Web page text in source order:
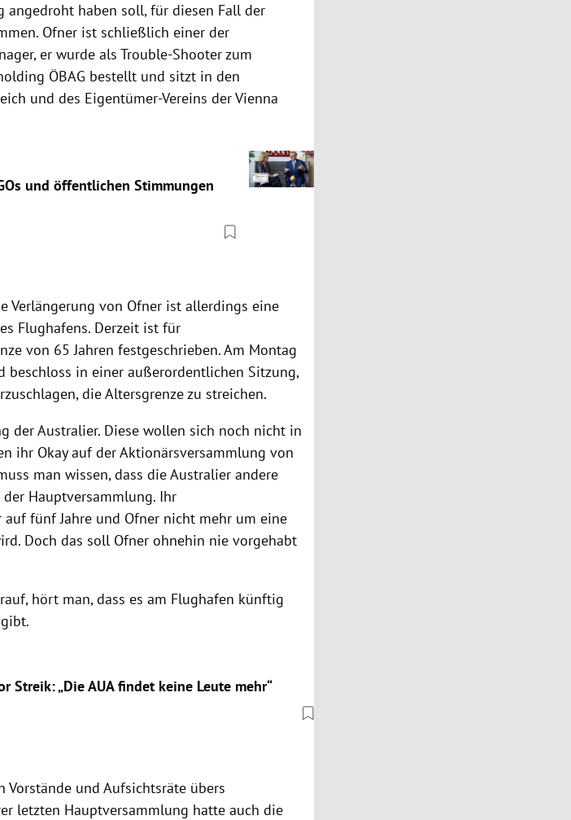
angedroht haben soll, für diesen Fall der
Ofner ist schließlich einer der
er wurde als Trouble-Shooter zum
ÖBAG bestellt und sitzt in den
und des Eigentümer-Vereins der Vienna
und öffentlichen Stimmungen
Verlängerung von Ofner ist allerdings eine
Flughafens. Derzeit ist für
von 65 Jahren festgeschrieben. Am Montag
in einer außerordentlichen Sitzung,
die Altersgrenze zu streichen.
der Australier. Diese wollen sich noch nicht in
ihr Okay auf der Aktionärsversammlung von
man wissen, dass die Australier andere
Hauptversammlung. Ihr
auf fünf Jahre und Ofner nicht mehr um eine
Doch das soll Ofner ohnehin nie vorgehabt
hört man, dass es am Flughafen künftig
gibt.
Streik: „Die AUA findet keine Leute mehr“
Vorstände und Aufsichtsräte übers
letzten Hauptversammlung hatte auch die